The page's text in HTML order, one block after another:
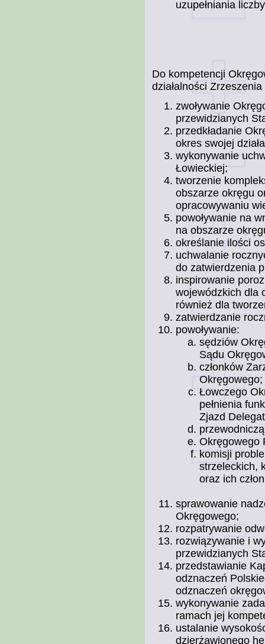
uzupełniania
Do kompetencji
działalności
zwoływanie
przewidzianych
przedkładanie
okres swojej
wykonywanie
Łowieckiej;
tworzenie
obszarze okręgu
opracowywaniu
powoływanie na
na obszarze
określanie ilości
uchwalanie
do zatwierdzenia
inspirowanie
wojewódzkich dla
również dla
zatwierdzanie
powoływanie:
sędziów
Sądu
członków
Okręgowego;
Łowczego
pełnienia
Zjazd
Okręgowego
komisji
strzeleckich,
oraz ich
sprawowanie
Okręgowego;
rozpatrywanie
rozwiązywanie i
przewidzianych
przedstawianie
odznaczeń
odznaczeń
wykonywanie
ramach jej
ustalanie
dzierżawionego